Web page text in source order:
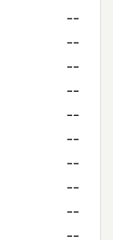
--
--
--
--
--
--
--
--
--
--